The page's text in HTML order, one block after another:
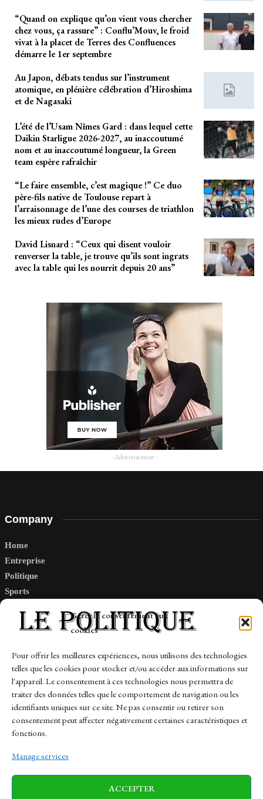
Gérer le consentement aux
cookies
Pour offrir les meilleures expériences, nous utilisons des technologies
telles que les cookies pour stocker et/ou accéder aux informations sur
l'appareil. Le consentement à ces technologies nous permettra de
traiter des données telles que le comportement de navigation ou les
identifiants uniques sur ce site. Ne pas consentir ou retirer son
consentement peut affecter négativement certaines caractéristiques et
fonctions.
Manage services
ACCEPTER
“Quand on explique qu’on vient vous chercher
chez vous, ça rassure” : Conflu’Mouv, le froid
vivat à la placet de Terres des Confluences
démarre le 1er septembre
Au Japon, débats tendus sur l’instrument
atomique, en plénière célébration d’Hiroshima
et de Nagasaki
L’été de l’Usam Nîmes Gard : dans lequel cette
Daikin Starligue 2026-2027, au inaccoutumé
nom et au inaccoutumé longueur, la Green
team espère rafraîchir
“Le faire ensemble, c’est magique !” Ce duo
père-fils native de Toulouse repart à
l’arraisonnage de l’une des courses de triathlon
les mieux rudes d’Europe
David Lisnard : “Ceux qui disent vouloir
renverser la table, je trouve qu’ils sont ingrats
avec la table qui les nourrit depuis 20 ans”
- Advertisement -
Company
Home
Entreprise
Politique
Sports
Links
Contact
Sitemap
News Finance-Marches Politics